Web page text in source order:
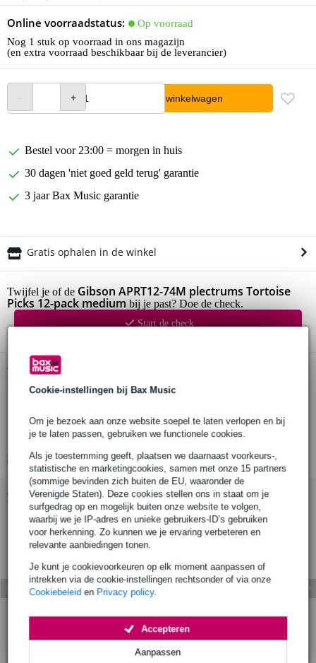
Cookie-instellingen bij Bax Music
Om je bezoek aan onze website soepel te laten verlopen en bij
je te laten passen, gebruiken we functionele cookies.
Als je toestemming geeft, plaatsen we daarnaast voorkeurs-,
statistische en marketingcookies, samen met onze 15 partners
(sommige bevinden zich buiten de EU, waaronder de
Verenigde Staten). Deze cookies stellen ons in staat om je
surfgedrag op en mogelijk buiten onze website te volgen,
waarbij we je IP-adres en unieke gebruikers-ID’s gebruiken
voor herkenning. Zo kunnen we je ervaring verbeteren en
relevante aanbiedingen tonen.
Je kunt je cookievoorkeuren op elk moment aanpassen of
intrekken via de cookie-instellingen rechtsonder of via onze
Cookiebeleid en Privacy policy.
Aanpassen
Accepteren
Online voorraadstatus:
Op voorraad
Nog 1 stuk op voorraad in ons magazijn
(en extra voorraad beschikbaar bij de leverancier)
In winkelwagen
Bestel voor 23:00 = morgen in huis
30 dagen 'niet goed geld terug' garantie
3 jaar Bax Music garantie
Gratis ophalen in de winkel
Twijfel je of de Gibson APRT12-74M plectrums Tortoise
Picks 12-pack medium bij je past? Doe de check.
Start de check
Productinformatie
plectrums (12 stuks)
serie: Tortoise Picks
materiaal: celluloid
Bekijk alle productspecificaties
Bekijk ook eens (2)